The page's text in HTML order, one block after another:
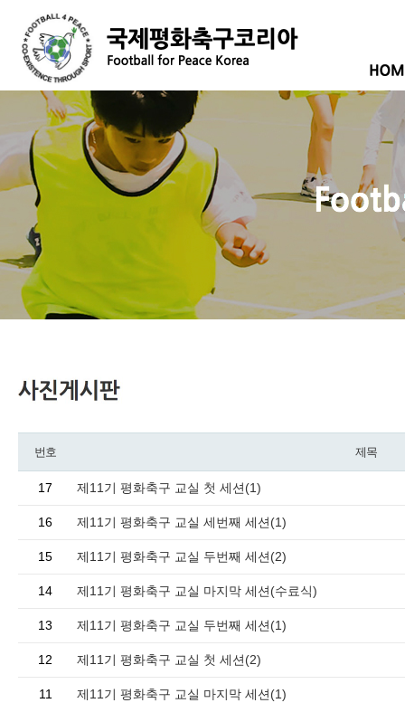
번호 제목
17 제11기 평화축구 교실 첫 세션(1)
16 제11기 평화축구 교실 세번째 세션(1)
15 제11기 평화축구 교실 두번째 세션(2)
14 제11기 평화축구 교실 마지막 세션(수료식)
13 제11기 평화축구 교실 두번째 세션(1)
12 제11기 평화축구 교실 첫 세션(2)
11 제11기 평화축구 교실 마지막 세션(1)